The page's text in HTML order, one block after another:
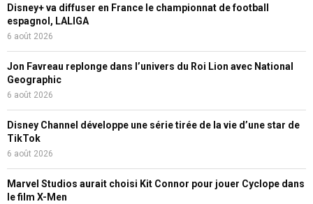
Disney+ va diffuser en France le championnat de football
espagnol, LALIGA
6 août 2026
Jon Favreau replonge dans l’univers du Roi Lion avec National
Geographic
6 août 2026
Disney Channel développe une série tirée de la vie d’une star de
TikTok
6 août 2026
Marvel Studios aurait choisi Kit Connor pour jouer Cyclope dans
le film X-Men